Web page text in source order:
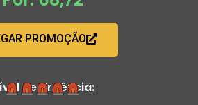
PROMOÇÃO
de Urgência: